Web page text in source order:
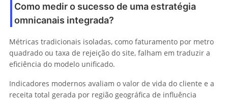
Como medir o sucesso de uma estratégia
omnicanais integrada?
Métricas tradicionais isoladas, como faturamento por metro
quadrado ou taxa de rejeição do site, falham em traduzir a
eficiência do modelo unificado.
Indicadores modernos avaliam o valor de vida do cliente e a
receita total gerada por região geográfica de influência